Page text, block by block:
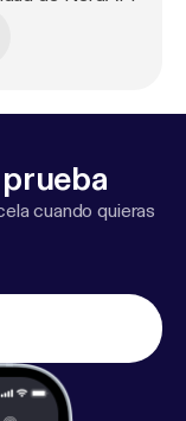
cuando quieras